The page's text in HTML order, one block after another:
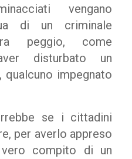
vengano
di un criminale
peggio, come
disturbato un
qualcuno impegnato
se i cittadini
per averlo appreso
compito di un